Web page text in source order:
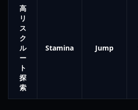
高
リ
ス
ク
ル
ー
ト
探
索
Stamina Jump